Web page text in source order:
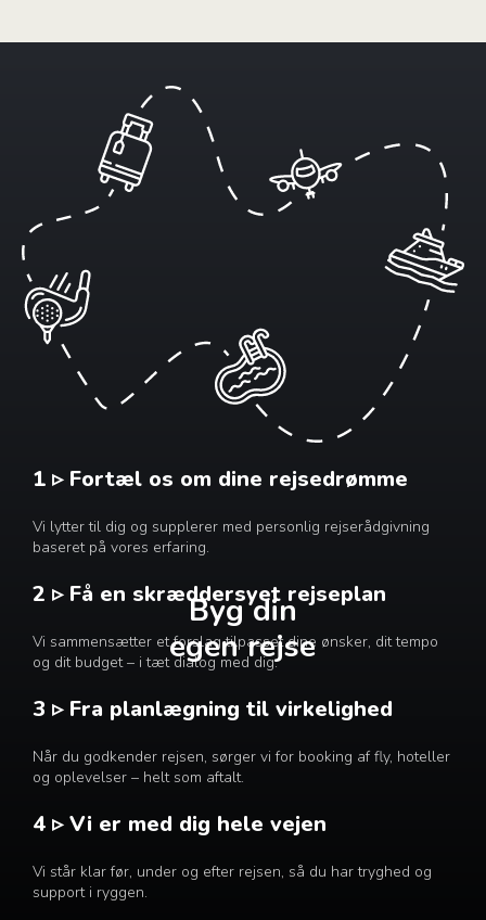
Byg din
egen rejse
1 ▹ Fortæl os om dine rejsedrømme
Vi lytter til dig og supplerer med personlig rejserådgivning
baseret på vores erfaring.
2 ▹ Få en skræddersyet rejseplan
Vi sammensætter et forslag tilpasset dine ønsker, dit tempo
og dit budget – i tæt dialog med dig.
3 ▹ Fra planlægning til virkelighed
Når du godkender rejsen, sørger vi for booking af fly, hoteller
og oplevelser – helt som aftalt.
4 ▹ Vi er med dig hele vejen
Vi står klar før, under og efter rejsen, så du har tryghed og
support i ryggen.